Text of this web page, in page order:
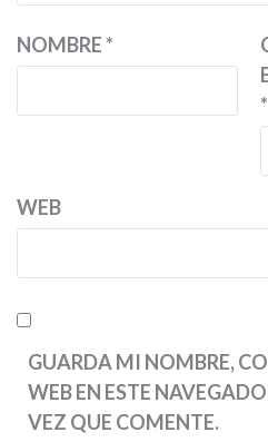
NOMBRE*
*
WEB
GUARDA MI NOMBRE,
WEB EN ESTE
VEZ QUE COMENTE.